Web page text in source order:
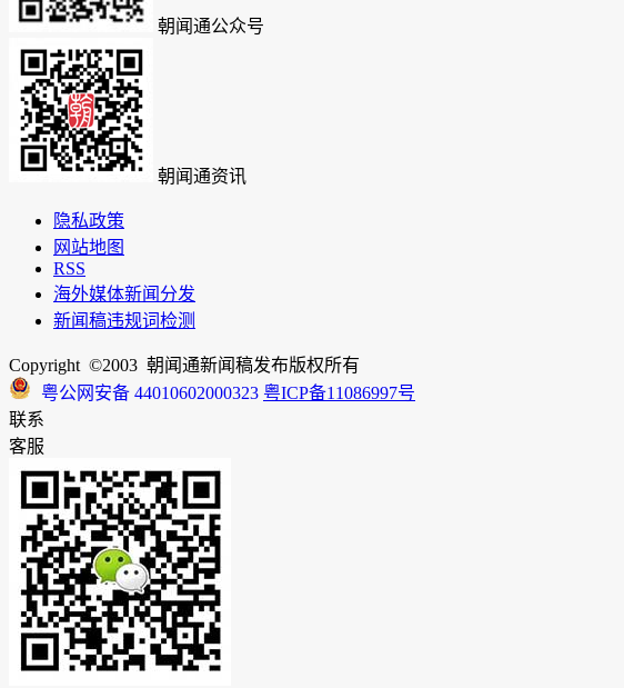
朝闻通公众号
朝闻通资讯
隐私政策
网站地图
RSS
海外媒体新闻分发
新闻稿违规词检测
Copyright ©2003 朝闻通新闻稿发布版权所有
粤公网安备 44010602000323 粤ICP备11086997号
联系
客服